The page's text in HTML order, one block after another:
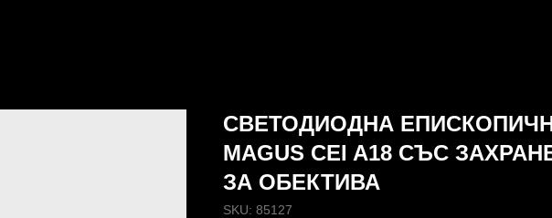
СВЕТОДИОДНА
MAGUS CEI A18 СЪС
ЗА ОБЕКТИВА
SKU: 85127